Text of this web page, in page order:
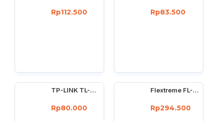
Rp112.500 Rp83.500
TP-LINK TL-WN725N : 150Mbps wireless N Nano USB adapter
Rp80.000
Flextreme FL-8110GMA-11-5-AS Media Converter Dual Core Gigabit Multimode 550 Meter
Rp294.500